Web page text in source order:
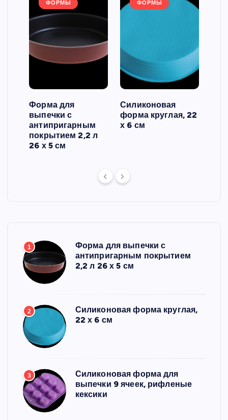
ФОРМЫ
Форма для
выпечки с
антипригарным
покрытием 2,2 л
26 х 5 см
ФОРМЫ
Силиконовая
форма круглая, 22
х 6 см
1
Форма для выпечки с
антипригарным покрытием
2,2 л 26 х 5 см
2
Силиконовая форма круглая,
22 х 6 см
3
Силиконовая форма для
выпечки 9 ячеек, рифленые
кексики